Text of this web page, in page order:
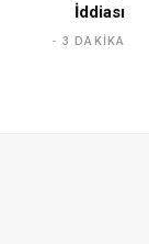
İddiası
3 DAKIKA